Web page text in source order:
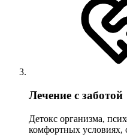
Лечение с заботой
Детокс организма,
комфортных условиях,